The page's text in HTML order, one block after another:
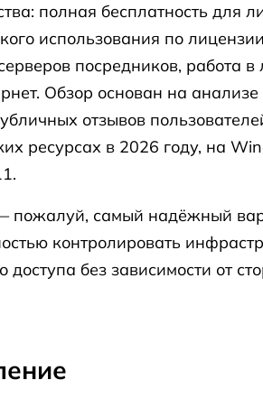
полная бесплатность для
использования по лицензии
посредников, работа в
Обзор основан на
отзывов
ресурсах в 2026 году, на
пожалуй, самый надёжный
контролировать
доступа без зависимости от